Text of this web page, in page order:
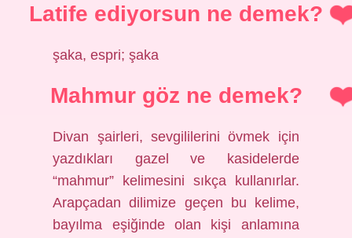
Latife ediyorsun ne demek?
şaka, espri; şaka
Mahmur göz ne demek?
Divan şairleri, sevgililerini övmek için
yazdıkları gazel ve kasidelerde
“mahmur” kelimesini sıkça kullanırlar.
Arapçadan dilimize geçen bu kelime,
bayılma eşiğinde olan kişi anlamına